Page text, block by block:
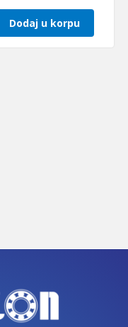
Dodaj u korpu